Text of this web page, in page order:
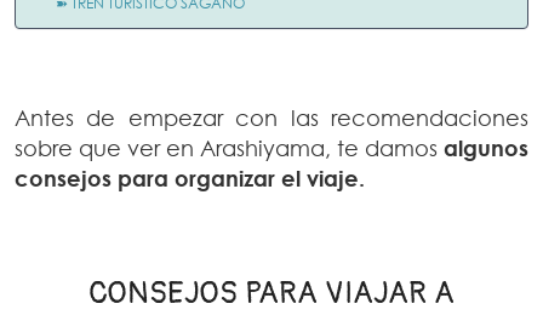
Antes de empezar con las recomendaciones
sobre que ver en Arashiyama, te damos algunos
consejos para organizar el viaje.
CONSEJOS PARA VIAJAR A